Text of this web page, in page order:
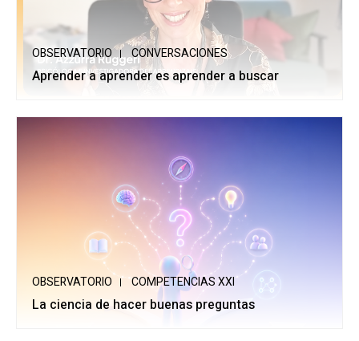
OBSERVATORIO CONVERSACIONES
Aprender a aprender es aprender a buscar
OBSERVATORIO COMPETENCIAS XXI
La ciencia de hacer buenas preguntas